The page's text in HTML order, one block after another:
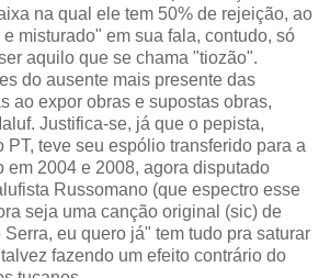
na qual ele tem 50% de rejeição, ao
misturado" em sua fala, contudo, só
aquilo que se chama "tiozão".
do ausente mais presente das
ao expor obras e supostas obras,
Justifica-se, já que o pepista,
PT, teve seu espólio transferido para a
em 2004 e 2008, agora disputado
Russomano (que espectro esse
seja uma canção original (sic) de
eu quero já" tem tudo pra saturar
fazendo um efeito contrário do